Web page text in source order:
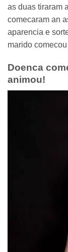
as duas tiraram
comecaram an
aparencia e
marido
Doenca
animou!